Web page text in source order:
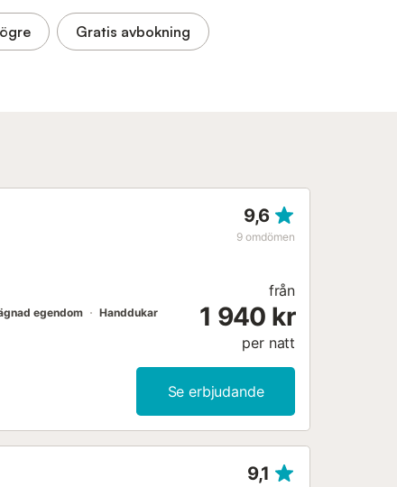
Gratis avbokning
9,6
9 omdömen
egendom Handdukar
från
1 940 kr
per natt
Se erbjudande
9,1